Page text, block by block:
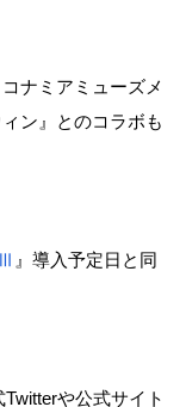
ナミアミューズメ
ン』とのコラボも
』導入予定日と同
や公式サイト